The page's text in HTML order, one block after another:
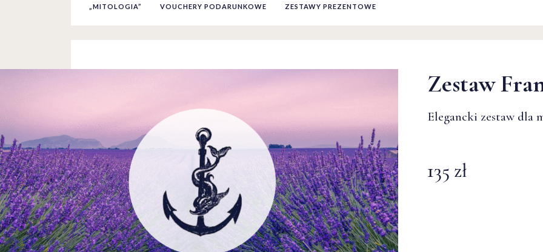
„MITOLOGIA”
VOUCHERY PODARUNKOWE ZESTAWY PREZENTOWE
Zestaw
Elegancki zestaw dla
135 zł
Zestaw
Elegancki zestaw dla
135 zł
Zestaw
Elegancki zestaw dla
135 zł
Zestaw
Elegancki zestaw dla
135 zł
Zestaw
Elegancki zestaw dla
135 zł